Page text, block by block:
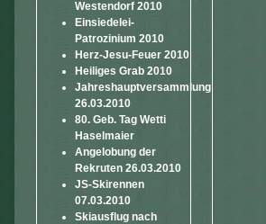
Westendorf 2010
Einsiedelei-
Patrozinium 2010
Herz-Jesu-Feuer 2010
Heiliges Grab 2010
Jahreshauptversammlung
26.03.2010
80. Geb. Tag Wetti
Haselmaier
Angelobung der
Rekruten 26.03.2010
JS-Skirennen
07.03.2010
Skiausflug nach